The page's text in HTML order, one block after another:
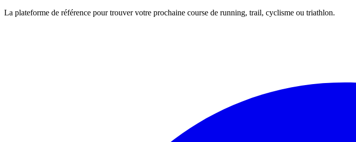
La plateforme de référence pour trouver votre prochaine course de running, trail, cyclisme ou triathlon.